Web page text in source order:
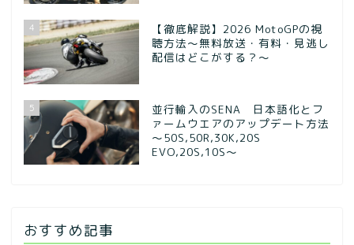
4
【徹底解説】2026 MotoGPの視
聴方法～無料放送・有料・見逃し
配信はどこがする？～
5
並行輸入のSENA 日本語化とフ
ァームウエアのアップデート方法
～50S,50R,30K,20S
EVO,20S,10S～
おすすめ記事